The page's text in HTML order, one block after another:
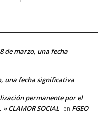
de marzo, una fecha
una fecha significativa
permanente por el
CLAMOR SOCIAL en FGEO